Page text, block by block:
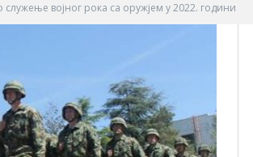
војног рока са оружјем у 2022. години